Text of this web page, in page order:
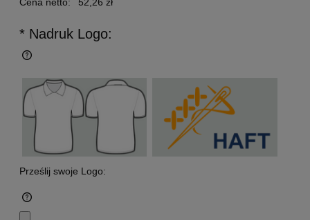
* Nadruk Logo:
Prześlij swoje Logo: